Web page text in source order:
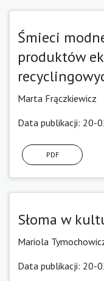
Śmieci
produktów
Marta Frączkiewicz
Data publikacji: 20-
PDF
Słoma w
Mariola
Data publikacji: 20-